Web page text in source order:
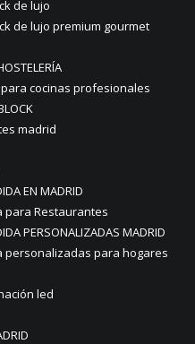
de lujo
de lujo premium gourmet
cocinas profesionales
madrid
EN MADRID
para Restaurantes
PERSONALIZADAS MADRID
personalizadas para hogares
led